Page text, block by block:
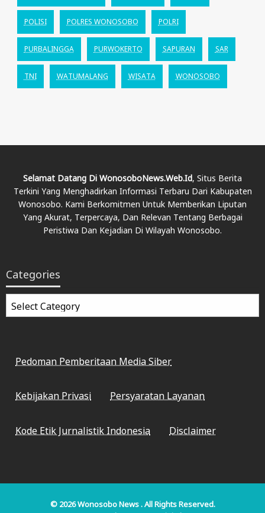
POLISI POLRES WONOSOBO POLRI
PURBALINGGA PURWOKERTO SAPURAN SAR
TNI WATUMALANG WISATA WONOSOBO
Selamat Datang Di WonosoboNews.web.id, Situs Berita
Terkini Yang Menghadirkan Informasi Terbaru Dari Kabupaten
Wonosobo. Kami Berkomitmen Untuk Memberikan Liputan
Yang Akurat, Terpercaya, Dan Relevan Tentang Berbagai
Peristiwa Dan Kejadian Di Wilayah Wonosobo.
Categories
Categories
Pedoman Pemberitaan Media Siber
Kebijakan Privasi Persyaratan Layanan
Kode Etik Jurnalistik Indonesia Disclaimer
© 2026Wonosobo News. All Rights Reserved.